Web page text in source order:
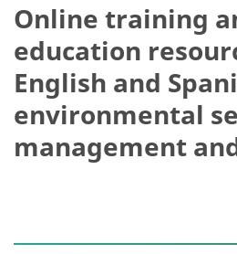
Online training
education
English and
environmental
management